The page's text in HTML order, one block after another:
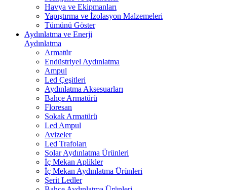
Havya ve Ekipmanları
Yapıştırma ve İzolasyon Malzemeleri
Tümünü Göster
Aydınlatma ve Enerji
Aydınlatma
Armatür
Endüstriyel Aydınlatma
Ampul
Led Çeşitleri
Aydınlatma Aksesuarları
Bahçe Armatürü
Floresan
Sokak Armatürü
Led Ampul
Avizeler
Led Trafoları
Solar Aydınlatma Ürünleri
İç Mekan Aplikler
İç Mekan Aydınlatma Ürünleri
Şerit Ledler